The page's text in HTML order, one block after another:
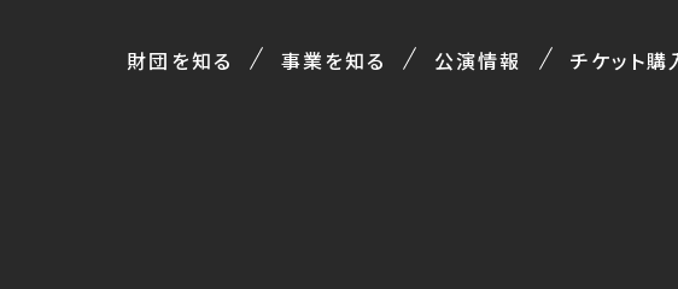
財団を知る 事業を知る 公演情報 チケット購